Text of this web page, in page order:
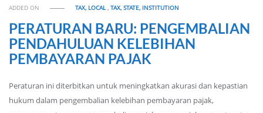
ADDED ON TAX, LOCAL,TAX, STATE, INSTITUTION
PERATURAN BARU: PENGEMBALIAN
PENDAHULUAN KELEBIHAN
PEMBAYARAN PAJAK
Peraturan ini diterbitkan untuk meningkatkan akurasi dan kepastian
hukum dalam pengembalian kelebihan pembayaran pajak,